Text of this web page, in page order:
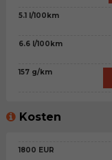
5.1 l/100km
6.6 l/100km
157 g/km
Kosten
1800 EUR